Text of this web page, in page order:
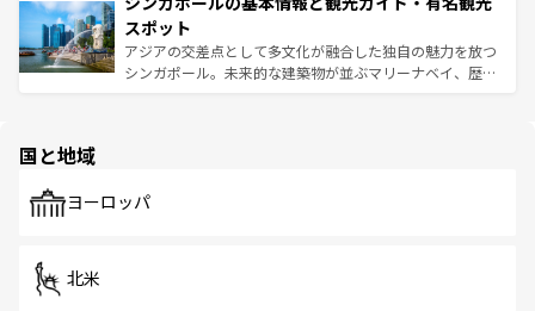
が待っている。親しみやすいタイの人々、仏教を中心とし
た文化、そして多様な観光資源が、訪れる旅人を魅了し続
ける。 なお、新着のタイ情報はコンテンツ一覧を参照して
ており、効率よく見どころを回れるのも魅力。息をのむよ
うな絶景から文化的な体験まで、香港を存分に楽しみ尽く
そう。 なお、新着の香港情報はコンテンツ一覧を参照して
スポット
アジアの交差点として多文化が融合した独自の魅力を放つ
シンガポール。未来的な建築物が並ぶマリーナベイ、歴史
で、ホーカーズは地元の風情を楽しめる外せないスポット
国と地域
ヨーロッパ
北米